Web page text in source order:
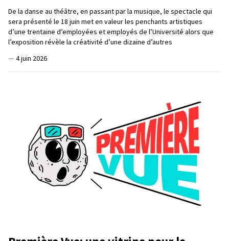
De la danse au théâtre, en passant par la musique, le spectacle qui
sera présenté le 18 juin met en valeur les penchants artistiques
d’une trentaine d’employées et employés de l’Université alors que
l’exposition révèle la créativité d’une dizaine d’autres
— 4 juin 2026